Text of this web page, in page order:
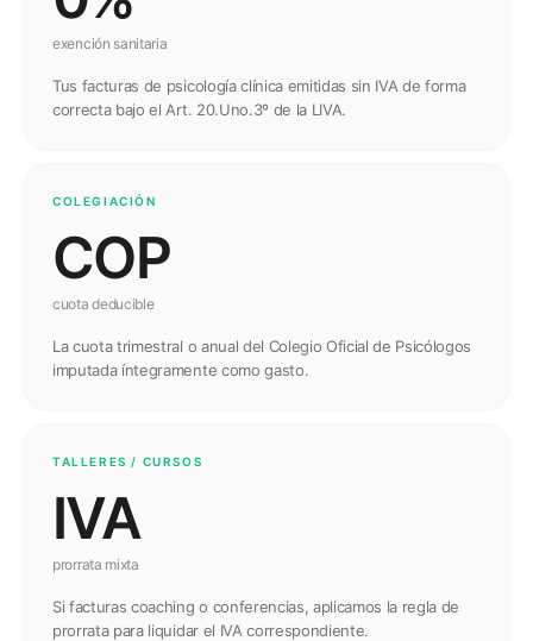
exención sanitaria
Tus facturas de psicología clínica emitidas sin IVA de forma
correcta bajo el Art. 20.Uno.3º de la LIVA.
COLEGIACIÓN
COP
cuota deducible
La cuota trimestral o anual del Colegio Oficial de Psicólogos
imputada íntegramente como gasto.
TALLERES / CURSOS
IVA
prorrata mixta
Si facturas coaching o conferencias, aplicamos la regla de
prorrata para liquidar el IVA correspondiente.